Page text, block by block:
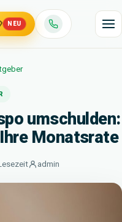
NEU
umschulden:
Monatsrate
admin